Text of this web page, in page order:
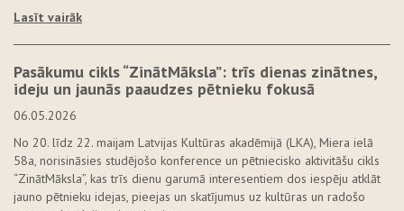
Lasīt vairāk
Pasākumu cikls “ZinātMāksla”: trīs dienas zinātnes,
ideju un jaunās paaudzes pētnieku fokusā
06.05.2026
No 20. līdz 22. maijam Latvijas Kultūras akadēmijā (LKA), Miera ielā
58a, norisināsies studējošo konference un pētniecisko aktivitāšu cikls
“ZinātMāksla”, kas trīs dienu garumā interesentiem dos iespēju atklāt
jauno pētnieku idejas, pieejas un skatījumus uz kultūras un radošo